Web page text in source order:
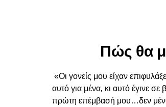
Πώς θα
«Οι γονείς μου είχαν
αυτό για μένα, κι αυτό έγινε
πρώτη επέμβασή μου…δεν